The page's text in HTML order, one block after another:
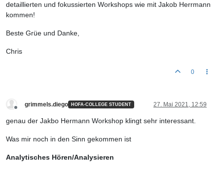
detaillierten und fokussierten Workshops wie mit Jakob Herrmann
kommen!
Beste Grüe und Danke,
Chris
0
grimmels.diego HOFA-COLLEGE STUDENT 27. Mai 2021, 12:59
genau der Jakbo Hermann Workshop klingt sehr interessant.
Was mir noch in den Sinn gekommen ist
Analytisches Hören/Analysieren